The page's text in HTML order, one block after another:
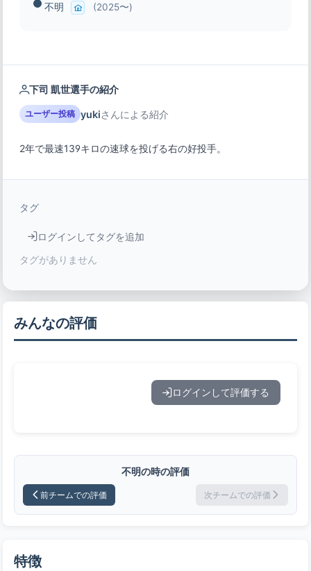
不明 (2025〜)
下司 凱世選手の紹介
ユーザー投稿 yukiさんによる紹介
2年で最速139キロの速球を投げる右の好投手。
タグ
ログインしてタグを追加
タグがありません
みんなの評価
ログインして評価する
不明の時の評価
前チームでの評価 次チームでの評価
特徴